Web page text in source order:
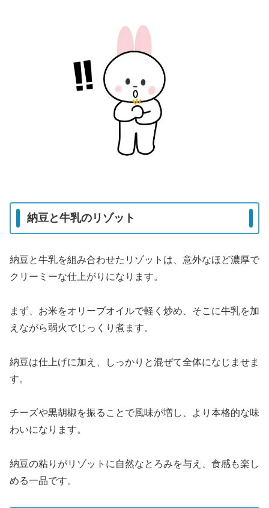
納豆と牛乳のリゾット
納豆と牛乳を組み合わせたリゾットは、意外なほど濃厚で
クリーミーな仕上がりになります。
まず、お米をオリーブオイルで軽く炒め、そこに牛乳を加
えながら弱火でじっくり煮ます。
納豆は仕上げに加え、しっかりと混ぜて全体になじませま
す。
チーズや黒胡椒を振ることで風味が増し、より本格的な味
わいになります。
納豆の粘りがリゾットに自然なとろみを与え、食感も楽し
める一品です。